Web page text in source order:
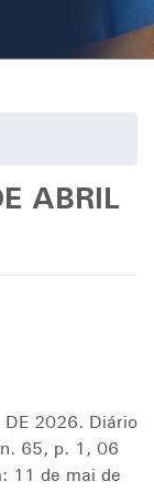
ABRIL
DE 2026. Diário
65, p. 1, 06
11 de mai de